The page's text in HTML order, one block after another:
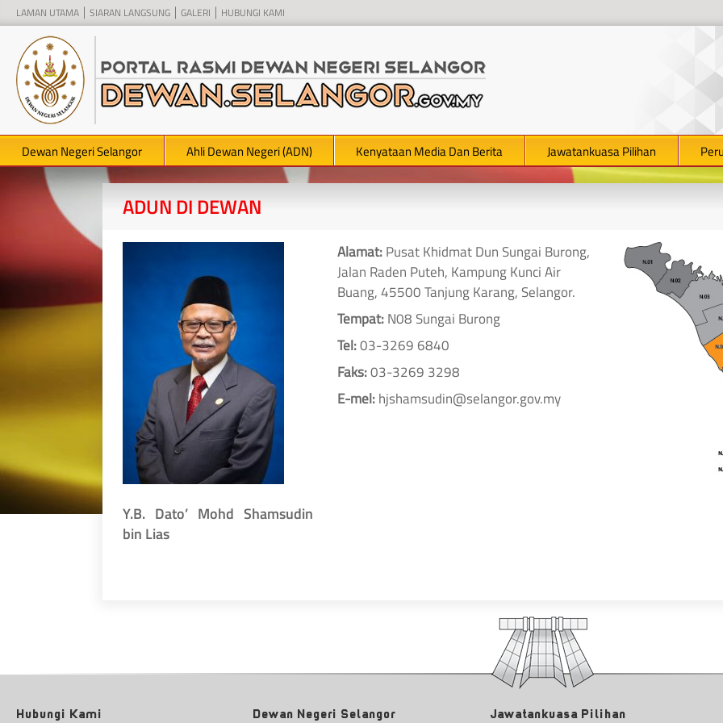
LAMAN UTAMA SIARAN LANGSUNG GALERI HUBUNGI KAMI
Dewan Negeri Selangor Ahli Dewan Negeri (ADN) Kenyataan Media Dan Berita Jawatankuasa Pilihan
ADUN DI DEWAN
Y.B. Dato’ Mohd Shamsudin
bin Lias
Alamat:Pusat Khidmat Dun Sungai Burong,
Jalan Raden Puteh, Kampung Kunci Air
Buang, 45500 Tanjung Karang, Selangor.
Tempat:N08 Sungai Burong
Tel:03-3269 6840
Faks:03-3269 3298
E-mel:hjshamsudin@selangor.gov.my
Hubungi Kami Dewan Negeri Selangor Jawatankuasa Pilihan